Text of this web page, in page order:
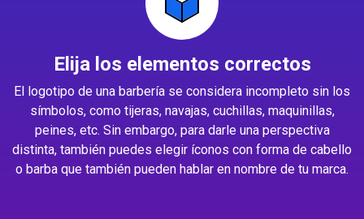
Elija los elementos correctos
El logotipo de una barbería se considera incompleto sin los
símbolos, como tijeras, navajas, cuchillas, maquinillas,
peines, etc. Sin embargo, para darle una perspectiva
distinta, también puedes elegir íconos con forma de cabello
o barba que también pueden hablar en nombre de tu marca.